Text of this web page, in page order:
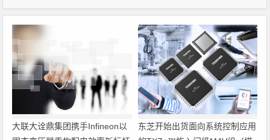
大联大诠鼎集团携手Infineon以
东芝开始出货面向系统控制应用